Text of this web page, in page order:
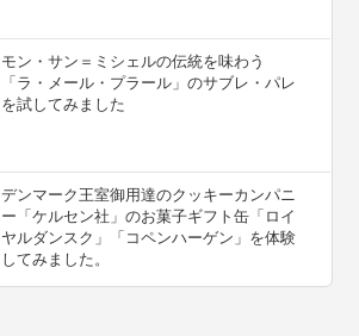
モン・サン＝ミシェルの伝統を味わう
「ラ・メール・プラール」のサブレ・パレ
を試してみました
デンマーク王室御用達のクッキーカンパニ
ー「ケルセン社」のお菓子ギフト缶「ロイ
ヤルダンスク」「コペンハーゲン」を体験
してみました。